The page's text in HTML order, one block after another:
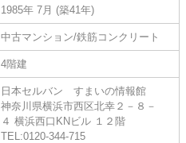
1985年 7月 (築41年)
中古マンション/鉄筋コンクリート
4階建
日本セルバン すまいの情報館
神奈川県横浜市西区北幸２－８－
４ 横浜西口KNビル １２階
TEL:0120-344-715